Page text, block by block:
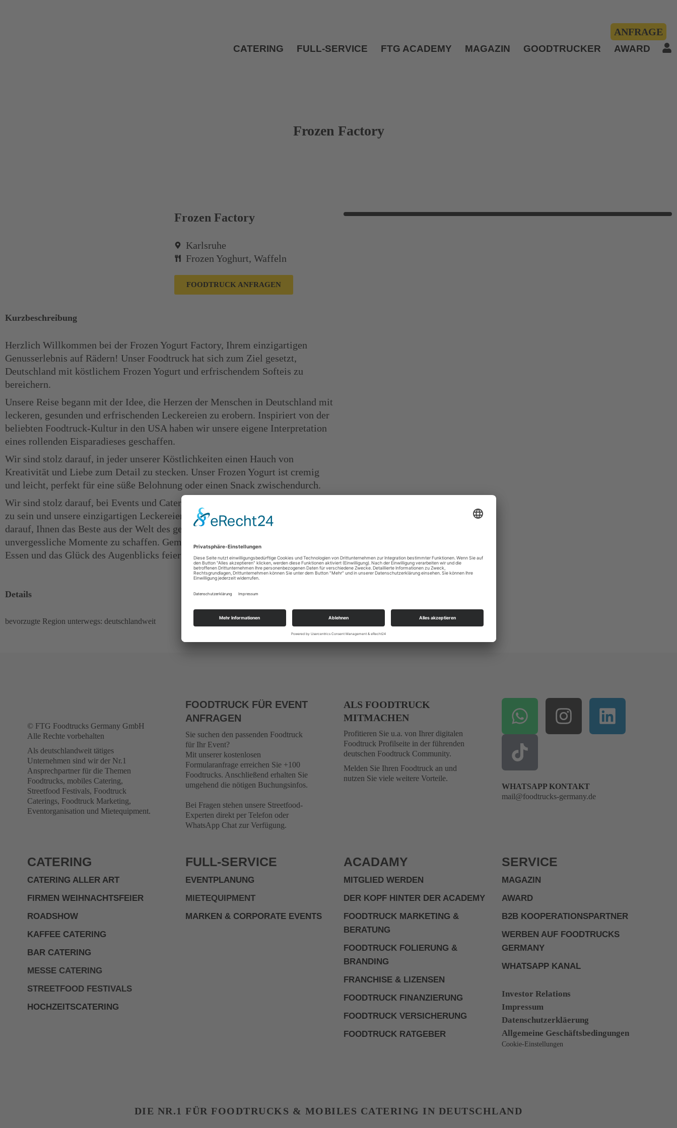
ANFRAGE
CATERING FULL-SERVICE FTG ACADEMY MAGAZIN GOODTRUCKER AWARD
Frozen Factory
Frozen Factory
Karlsruhe
Frozen Yoghurt, Waffeln
FOODTRUCK ANFRAGEN
Kurzbeschreibung
Herzlich Willkommen bei der Frozen Yogurt Factory, Ihrem einzigartigen
Genusserlebnis auf Rädern! Unser Foodtruck hat sich zum Ziel gesetzt,
Deutschland mit köstlichem Frozen Yogurt und erfrischendem Softeis zu
bereichern.
Unsere Reise begann mit der Idee, die Herzen der Menschen in Deutschland mit
leckeren, gesunden und erfrischenden Leckereien zu erobern. Inspiriert von der
beliebten Foodtruck-Kultur in den USA haben wir unsere eigene Interpretation
eines rollenden Eisparadieses geschaffen.
Wir sind stolz darauf, in jeder unserer Köstlichkeiten einen Hauch von
Kreativität und Liebe zum Detail zu stecken. Unser Frozen Yogurt ist cremig
und leicht, perfekt für eine süße Belohnung oder einen Snack zwischendurch.
Wir sind stolz darauf, bei Events und Caterings in ganz Deutschland unterwegs
zu sein und unsere einzigartigen Leckereien mit Ihnen zu teilen. Wir freuen uns
darauf, Ihnen das Beste aus der Welt des gefrorenen Genusses zu bieten und
unvergessliche Momente zu schaffen. Gemeinsam möchten wir die Freude am
Essen und das Glück des Augenblicks feiern.
Details
bevorzugte Region unterwegs: deutschlandweit
© FTG Foodtrucks Germany GmbH
Alle Rechte vorbehalten
Als deutschlandweit tätiges
Unternehmen sind wir der Nr.1
Ansprechpartner für die Themen
Foodtrucks, mobiles Catering,
Streetfood Festivals, Foodtruck
Caterings, Foodtruck Marketing,
Eventorganisation und Mietequipment.
FOODTRUCK FÜR EVENT
ANFRAGEN
Sie suchen den passenden Foodtruck
für Ihr Event?
Mit unserer kostenlosen
Formularanfrage erreichen Sie +100
Foodtrucks. Anschließend erhalten Sie
umgehend die nötigen Buchungsinfos.
Bei Fragen stehen unsere Streetfood-
Experten direkt per Telefon oder
WhatsApp Chat zur Verfügung.
ALS FOODTRUCK
MITMACHEN
Profitieren Sie u.a. von Ihrer digitalen
Foodtruck Profilseite in der führenden
deutschen Foodtruck Community.
Melden Sie Ihren Foodtruck an und
nutzen Sie viele weitere Vorteile.
WHATSAPP KONTAKT
mail@foodtrucks-germany.de
CATERING
CATERING ALLER ART
FIRMEN WEIHNACHTSFEIER
ROADSHOW
KAFFEE CATERING
BAR CATERING
MESSE CATERING
STREETFOOD FESTIVALS
HOCHZEITSCATERING
FULL-SERVICE
EVENTPLANUNG
MIETEQUIPMENT
MARKEN & CORPORATE EVENTS
ACADAMY
MITGLIED WERDEN
DER KOPF HINTER DER ACADEMY
FOODTRUCK MARKETING &
BERATUNG
FOODTRUCK FOLIERUNG &
BRANDING
FRANCHISE & LIZENSEN
FOODTRUCK FINANZIERUNG
FOODTRUCK VERSICHERUNG
FOODTRUCK RATGEBER
SERVICE
MAGAZIN
AWARD
B2B KOOPERATIONSPARTNER
WERBEN AUF FOODTRUCKS
GERMANY
WHATSAPP KANAL
Investor Relations
Impressum
Datenschutzerkläerung
Allgemeine Geschäftsbedingungen
Cookie-Einstellungen
DIE NR.1 FÜR FOODTRUCKS & MOBILES CATERING IN DEUTSCHLAND